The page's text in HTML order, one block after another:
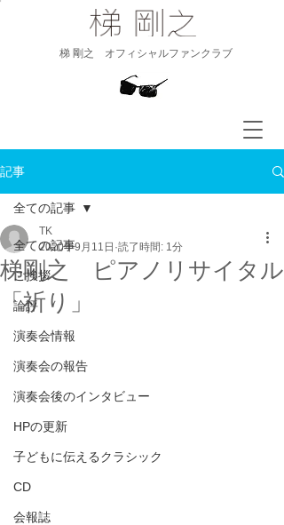
​梯 剛之 オフィシャルファンクラブ
記事
全ての記事
ご挨拶
論評
演奏会情報
演奏会の報告
演奏会後のインタビュー
HPの更新
子どもに伝えるクラシック
CD
会報誌
全ての記事
梯剛之 ピアノリサイタル
「祈り」
TK
2020年9月11日 読了時間: 1分